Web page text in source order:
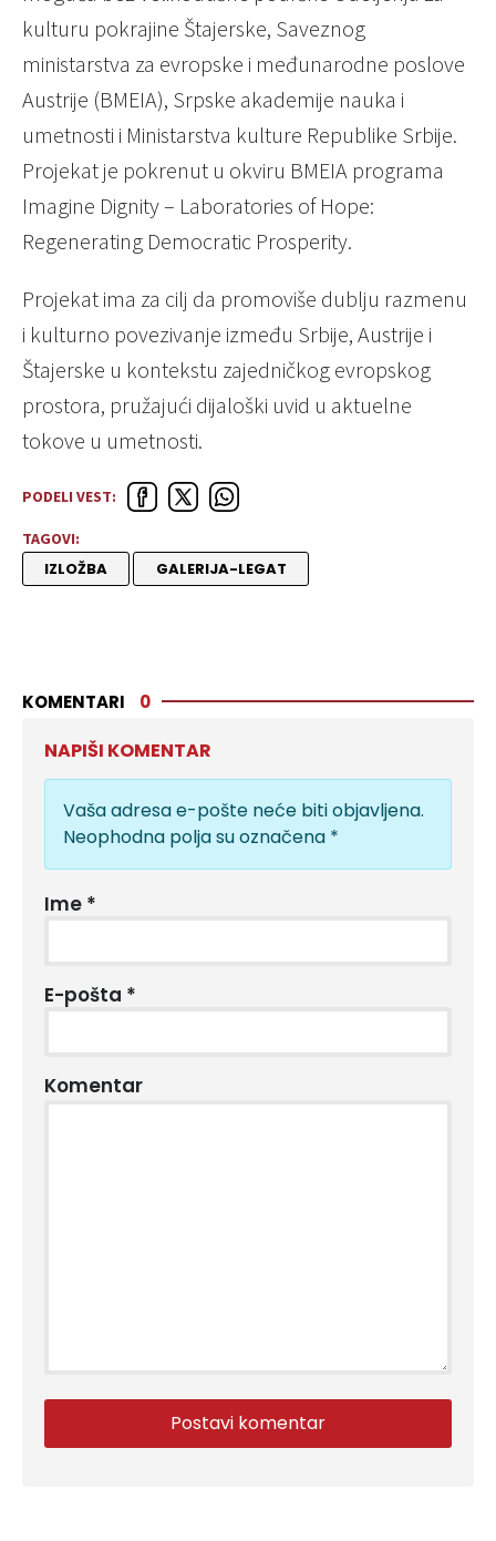
kulturu pokrajine Štajerske, Saveznog
ministarstva za evropske i međunarodne poslove
Austrije (BMEIA), Srpske akademije nauka i
umetnosti i Ministarstva kulture Republike Srbije.
Projekat je pokrenut u okviru BMEIA programa
Imagine Dignity – Laboratories of Hope:
Regenerating Democratic Prosperity.
Projekat ima za cilj da promoviše dublju razmenu
i kulturno povezivanje između Srbije, Austrije i
Štajerske u kontekstu zajedničkog evropskog
prostora, pružajući dijaloški uvid u aktuelne
tokove u umetnosti.
PODELI VEST:
TAGOVI:
IZLOŽBA GALERIJA-LEGAT
KOMENTARI 0
NAPIŠI KOMENTAR
Vaša adresa e-pošte neće biti objavljena.
Neophodna polja su označena *
Ime *
E-pošta *
Komentar